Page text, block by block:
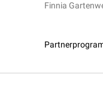
Finnia